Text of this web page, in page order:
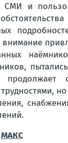
СМИ и
продолжает
МАКС